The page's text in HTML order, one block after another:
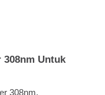
308nm Untuk
308nm,